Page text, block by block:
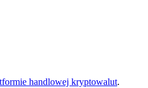
handlowej kryptowalut.